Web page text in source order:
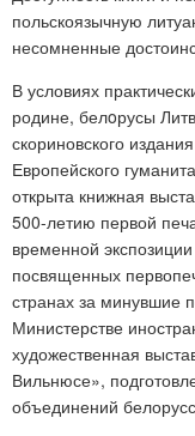
польскоязычную
несомненные
В условиях
родине, белoрусы
скориновского
Европейского
открыта книжная
500-летию первой
временной
посвященных
странах за минувшие
Министерстве
художественная
Вильнюсе»,
объединений